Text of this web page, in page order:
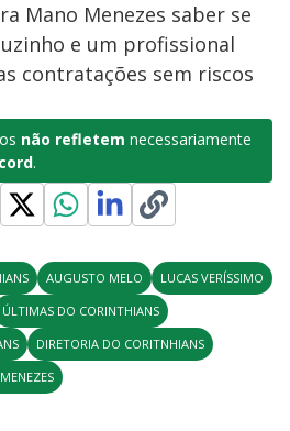
Mano Menezes saber se
e um profissional
contratações sem riscos
não refletem necessariamente
.
AUGUSTO MELO
LUCAS VERÍSSIMO
ÚLTIMAS DO CORINTHIANS
DIRETORIA DO CORITNHIANS